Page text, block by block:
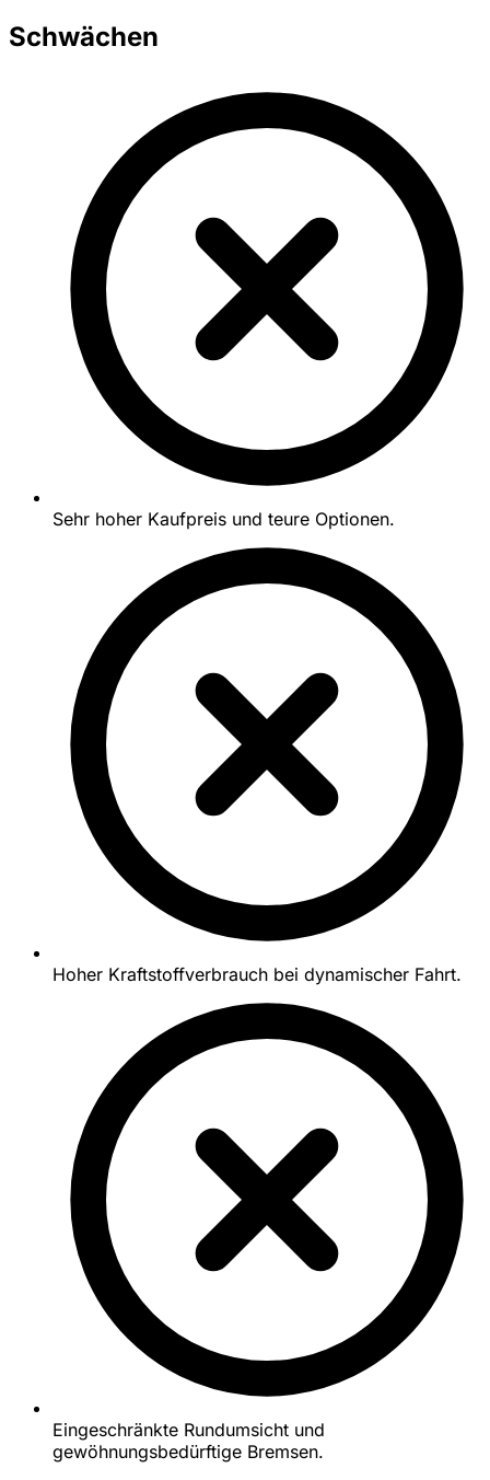
Schwächen
Sehr hoher Kaufpreis und teure Optionen.
Hoher Kraftstoffverbrauch bei dynamischer Fahrt.
Eingeschränkte Rundumsicht und
gewöhnungsbedürftige Bremsen.